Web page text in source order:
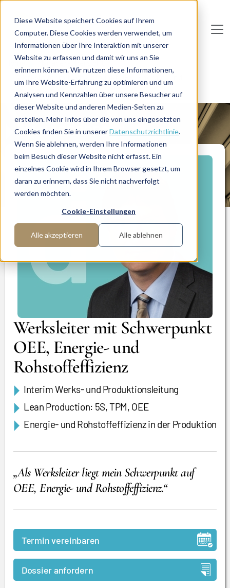
Diese Website speichert Cookies auf Ihrem
Computer. Diese Cookies werden verwendet, um
Informationen über Ihre Interaktion mit unserer
Website zu erfassen und damit wir uns an Sie
erinnern können. Wir nutzen diese Informationen,
um Ihre Website-Erfahrung zu optimieren und um
Analysen und Kennzahlen über unsere Besucher auf
dieser Website und anderen Medien-Seiten zu
erstellen. Mehr Infos über die von uns eingesetzten
Cookies finden Sie in unsererDatenschutzrichtlinie.
Wenn Sie ablehnen, werden Ihre Informationen
beim Besuch dieser Website nicht erfasst. Ein
einzelnes Cookie wird in Ihrem Browser gesetzt, um
daran zu erinnern, dass Sie nicht nachverfolgt
werden möchten.
Cookie-Einstellungen
Alle akzeptieren Alle ablehnen
Deutsc he InterimAG
Home
Manager-Übersicht
Werksleiter mit Schwerpunkt OEE, Energie- und
Rohstoffeffizienz
MANAGERPROFIL
Werksleiter mit Schwerpunkt
OEE, Energie- und
Rohstoffeffizienz
Interim Werks- und Produktionsleitung
Lean Production: 5S, TPM, OEE
Energie- und Rohstoffeffizienz in der Produktion
„Als Werksleiter liegt mein Schwerpunkt auf
OEE, Energie- und Rohstoffeffizienz.“
Termin vereinbaren
Dossier anfordern